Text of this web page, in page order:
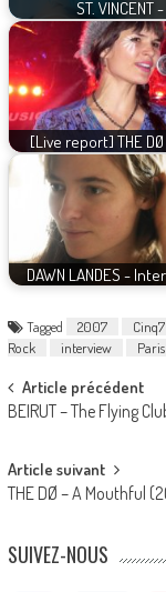
ST. VINCENT
[Live report] THE
DAWN LANDES -
Tagged 2007 Cinq7
Rock
interview Paris
Post
navigation
Article précédent
BEIRUT – The Flying
Article suivant
THE DØ – A Mouthful
SUIVEZ-NOUS